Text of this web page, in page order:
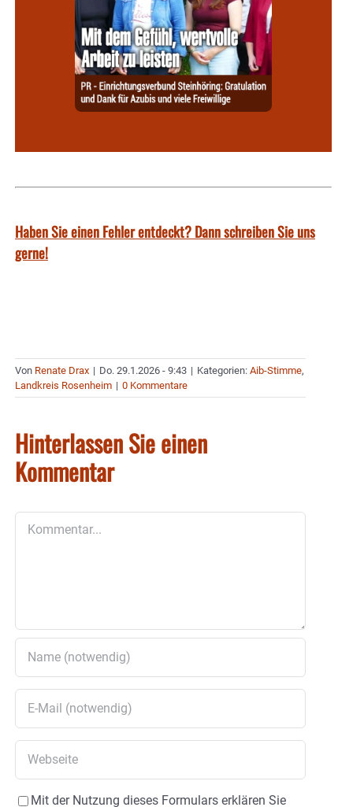
Haben Sie einen Fehler entdeckt? Dann schreiben Sie uns
gerne!
Von Renate Drax | Do. 29.1.2026 - 9:43 | Kategorien: Aib-Stimme,
Landkreis Rosenheim | 0 Kommentare
Hinterlassen Sie einen
Kommentar
Mit der Nutzung dieses Formulars erklären Sie